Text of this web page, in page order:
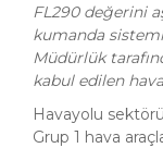
FL290 değerini
kumanda
Müdürlük
kabul edilen
Havayolu
Grup 1 hava